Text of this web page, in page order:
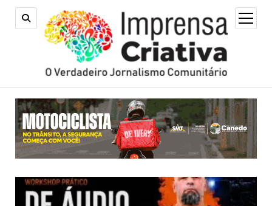
open
menu